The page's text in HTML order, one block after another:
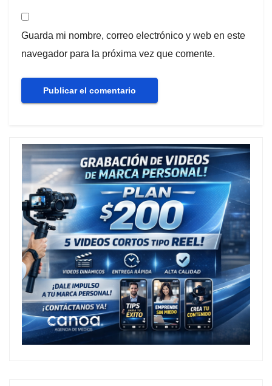
Guarda mi nombre, correo electrónico y web en este
navegador para la próxima vez que comente.